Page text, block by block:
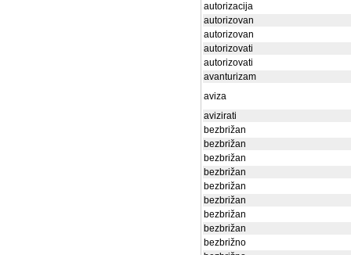
autorizacija
autorizovan
autorizovan
autorizovati
autorizovati
avanturizam
aviza
avizirati
bezbrižan
bezbrižan
bezbrižan
bezbrižan
bezbrižan
bezbrižan
bezbrižan
bezbrižan
bezbrižno